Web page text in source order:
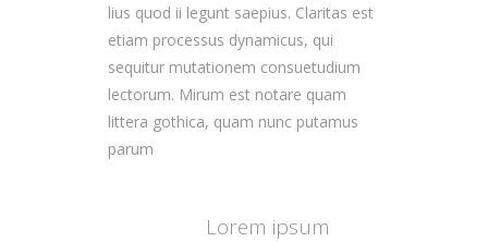
lius quod ii legunt saepius. Claritas est
etiam processus dynamicus, qui
sequitur mutationem consuetudium
lectorum. Mirum est notare quam
littera gothica, quam nunc putamus
parum
Lorem ipsum